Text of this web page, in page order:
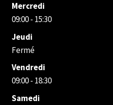
Mercredi
09:00 - 15:30
Jeudi
Fermé
Vendredi
09:00 - 18:30
Samedi